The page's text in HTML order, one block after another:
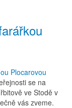
se na
ve Stodě v
vás zveme.